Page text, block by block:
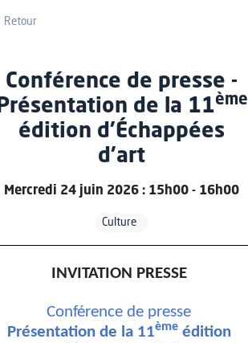
Retour
Conférence de presse -
Présentation de la 11ème
édition d’Échappées
d’art
Mercredi 24 juin 2026 : 15h00 - 16h00
Culture
INVITATION PRESSE
Conférence de presse
Présentation de la 11èmeédition